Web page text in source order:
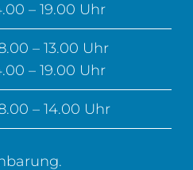
– 19.00 Uhr
– 13.00 Uhr
– 19.00 Uhr
– 14.00 Uhr